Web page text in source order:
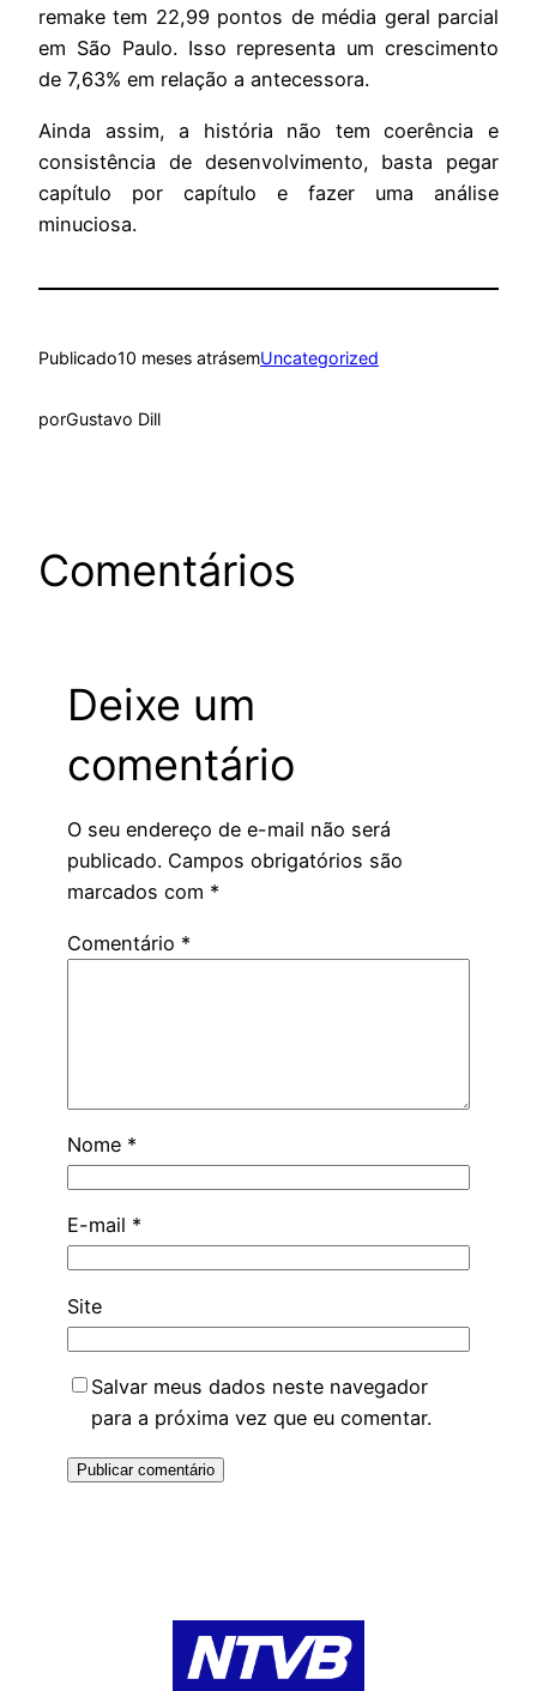
remake tem 22,99 pontos de média geral parcial
em São Paulo. Isso representa um crescimento
de 7,63% em relação a antecessora.
Ainda assim, a história não tem coerência e
consistência de desenvolvimento, basta pegar
capítulo por capítulo e fazer uma análise
minuciosa.
Publicado10 meses atrásemUncategorized
porGustavo Dill
Comentários
Deixe um
comentário
O seu endereço de e-mail não será
publicado. Campos obrigatórios são
marcados com *
Comentário *
Nome *
E-mail *
Site
Salvar meus dados neste navegador
para a próxima vez que eu comentar.